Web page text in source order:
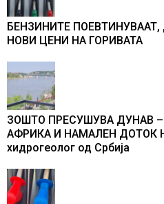
БЕНЗИНИТЕ
НОВИ ЦЕНИ НА ГОРИВАТА
ЗОШТО ПРЕСУШУВА ДУНАВ
АФРИКА И НАМАЛЕН ДОТОК
хидрогеолог од Србија